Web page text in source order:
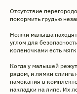
Отсутствие
покормить грудью
Ножки малыша
углом для
коленочками есть
Когда у малышей
рядом, и лямки
намокания в
накладки на липе. Их